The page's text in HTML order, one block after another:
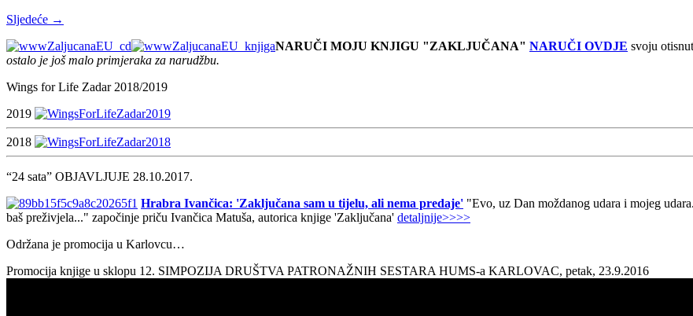
Sljedeće →
NARUČI MOJU KNJIGU "ZAKLJUČANA" NARUČI OVDJE svoju
ostalo je još malo primjeraka za narudžbu.
Wings for Life Zadar 2018/2019
2019
2018
“24 sata” OBJAVLJUJE 28.10.2017.
Hrabra Ivančica: 'Zaključana sam u tijelu, ali nema predaje' "Evo, uz Dan moždanog udara i mojeg
baš preživjela..." započinje priču Ivančica Matuša, autorica knjige 'Zaključana' detaljnije>>>>
Održana je promocija u Karlovcu…
Promocija knjige u sklopu 12. SIMPOZIJA DRUŠTVA PATRONAŽNIH SESTARA HUMS-a KARLOVAC, petak, 23.9.2016